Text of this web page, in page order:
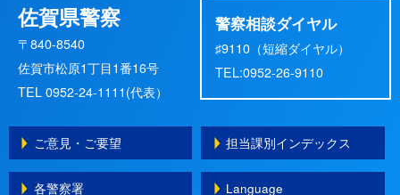
佐賀県警察
〒840-8540
佐賀市松原1丁目1番16号
TEL 0952-24-1111(代表）
警察相談ダイヤル
♯9110（短縮ダイヤル）
TEL:0952-26-9110
ご意見・ご要望 担当課別インデックス
各警察署 Language